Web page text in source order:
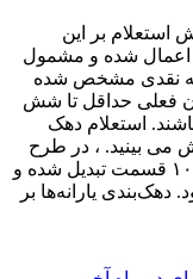
استعلام بر این
اعمال شده و مشمول
نقدی مشخص شده
فعلی حداقل تا شش
استعلام دهک
می بینید. ، در طرح
جدید پرداخت یارانه ها، تمام مردم کشور به ۱۰ قسمت تبدیل شده و
یارانه‌ها بر